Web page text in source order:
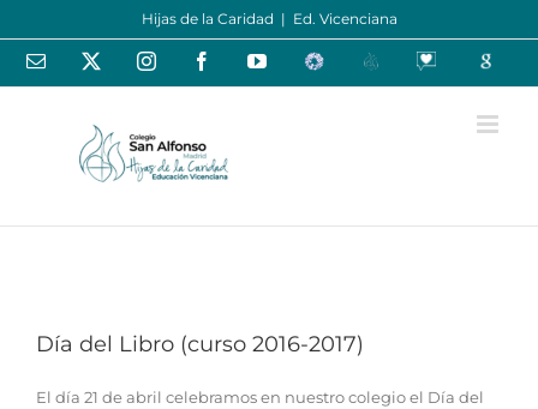
al
contenido
Hijas de la Caridad | Ed. Vicenciana
Correo
InstagramFacebookYouTubeEducamosCentrosOracionesGoogle
Día del Libro (curso 2016-2017)
El día 21 de abril celebramos en nuestro colegio el Día del